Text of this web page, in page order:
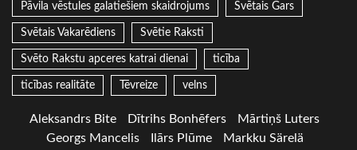
Pāvila vēstules galatiešiem skaidrojums Svētais Gars
Svētais Vakarēdiens Svētie Raksti
Svēto Rakstu apceres katrai dienai ticība
ticības realitāte Tēvreize velns
Aleksandrs Bite Dītrihs Bonhēfers
Mārtiņš Luters
Georgs Mancelis
Ilārs Plūme
Markku Särelä